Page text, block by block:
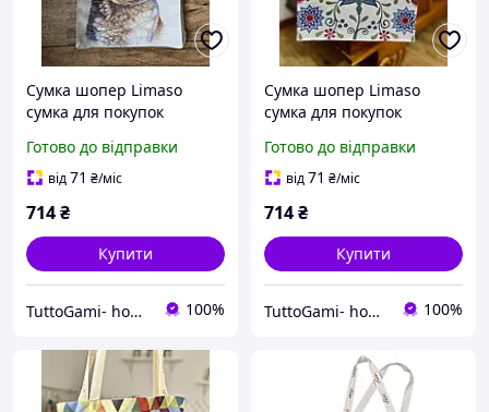
Сумка шопер Limaso
сумка для покупок
Готово до відправки
від71 ₴/міс
714₴
Купити
TuttoGami- home textiles 100%
Сумка шопер Limaso
сумка для покупок
Готово до відправки
від71 ₴/міс
714₴
Купити
TuttoGami- home textiles 100%